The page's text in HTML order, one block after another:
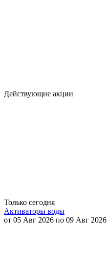
Действующие акции
Только сегодня
Активаторы воды
от 05 Авг 2026 по 09 Авг 2026